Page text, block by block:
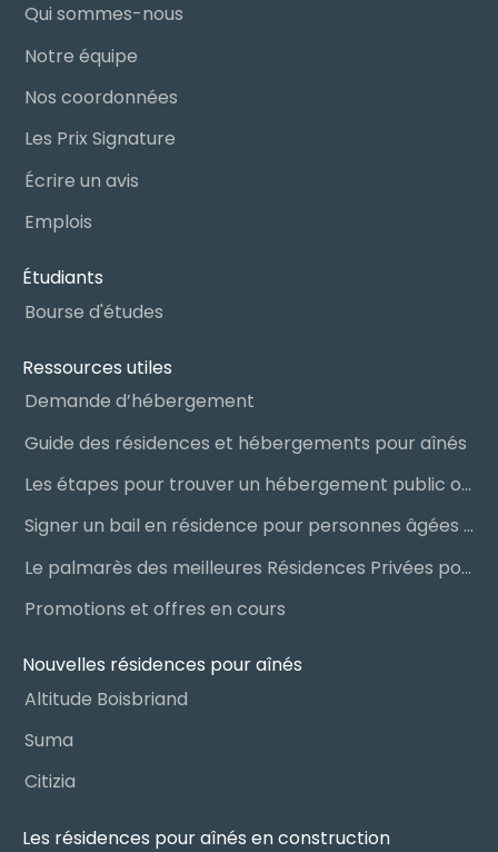
Qui sommes-nous
Notre équipe
Nos coordonnées
Les Prix Signature
Écrire un avis
Emplois
Étudiants
Bourse d'études
Ressources utiles
Demande d’hébergement
Guide des résidences et hébergements pour aînés
Les étapes pour trouver un hébergement public ou privé
Signer un bail en résidence pour personnes âgées (RPA) : ce qu’il faut savoir
Le palmarès des meilleures Résidences Privées pour Aînés (RPA)
Promotions et offres en cours
Nouvelles résidences pour aînés
Altitude Boisbriand
Suma
Citizia
Les résidences pour aînés en construction